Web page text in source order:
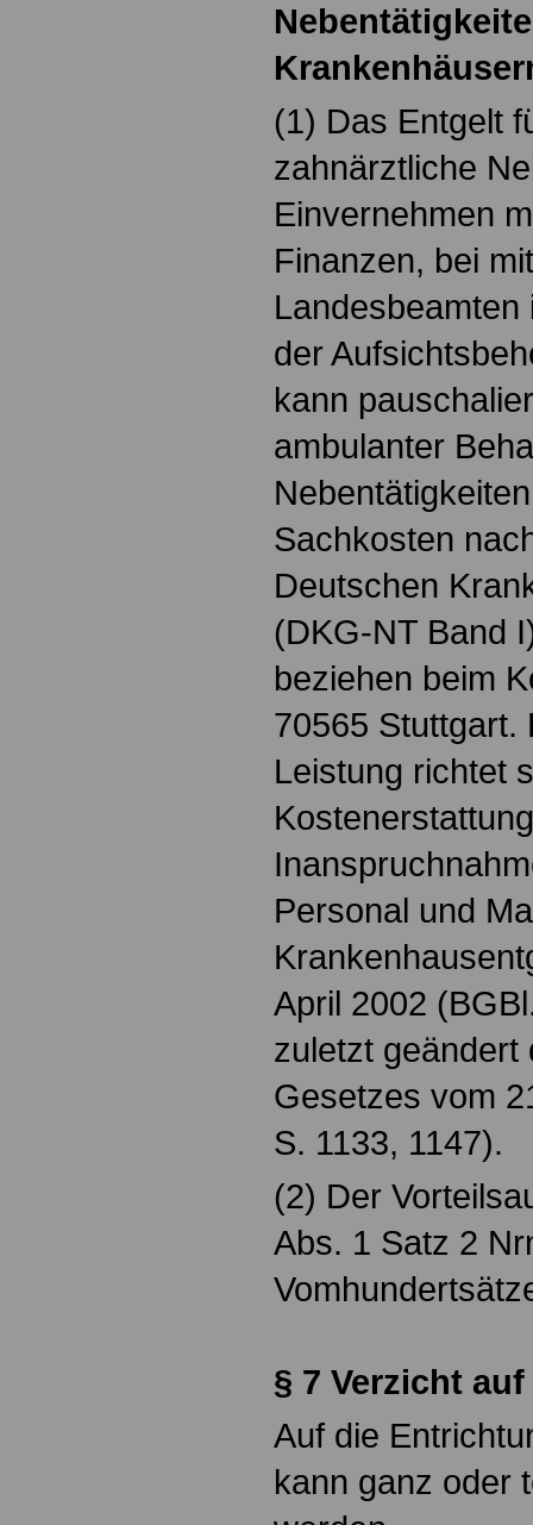
(1) Das Entgelt
zahnärztliche
Einvernehmen
Finanzen, bei
der
kann
ambulanter
Sachkosten
Deutschen
(DKG-NT Band
beziehen beim
70565 Stuttgart.
Leistung richtet
Personal und
April 2002
zuletzt geändert
Gesetzes vom
S. 1133, 1147).
(2) Der
Abs. 1 Satz 2
§ 7 Verzicht
Auf die
kann ganz oder